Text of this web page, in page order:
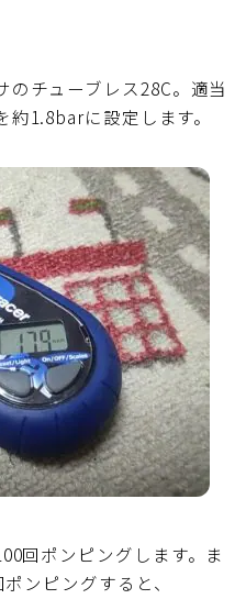
Me
チューブレス28C。適当
1.8barに設定します。
回ポンピングします。ま
ンピングすると、